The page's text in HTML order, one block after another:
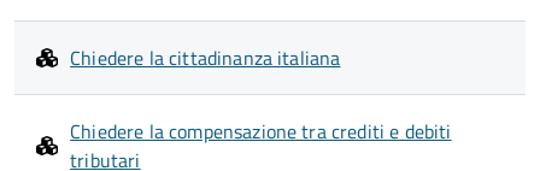
Chiedere la cittadinanza italiana
Chiedere la compensazione tra crediti e debiti
tributari